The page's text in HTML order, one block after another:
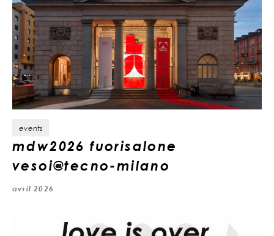
events
mdw2026 fuorisalone
vesoi@tecno-milano
avril 2026